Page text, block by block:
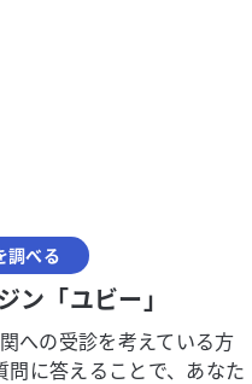
調べる
ン「ユビー」
への受診を考えている方
に答えることで、あなた